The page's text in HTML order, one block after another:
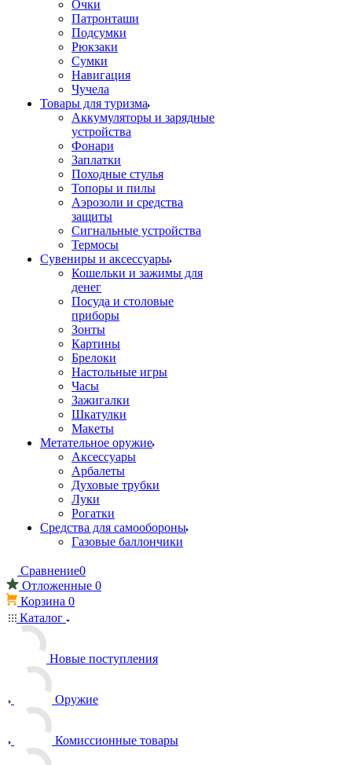
Очки
Патронташи
Подсумки
Рюкзаки
Сумки
Навигация
Чучела
Товары для туризма
Аккумуляторы и зарядные
устройства
Фонари
Заплатки
Походные стулья
Топоры и пилы
Аэрозоли и средства
защиты
Сигнальные устройства
Термосы
Сувениры и аксессуары
Кошельки и зажимы для
денег
Посуда и столовые
приборы
Зонты
Картины
Брелоки
Настольные игры
Часы
Зажигалки
Шкатулки
Макеты
Метательное оружие
Аксессуары
Арбалеты
Духовые трубки
Луки
Рогатки
Средства для самообороны
Газовые баллончики
Сравнение0
Отложенные 0
Корзина 0
Каталог
Новые поступления
Оружие
Комиссионные товары